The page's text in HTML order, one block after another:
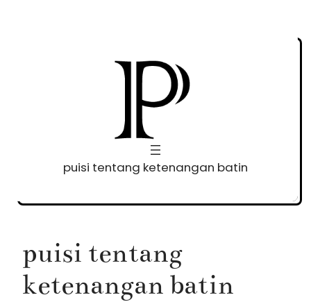
puisi tentang ketenangan batin
puisi tentang
ketenangan batin